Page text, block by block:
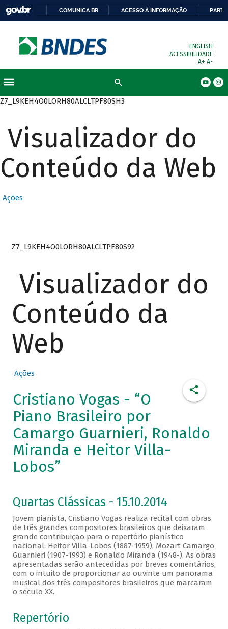
COMUNICA BR ACESSO À INFORMAÇÃO
ENGLISH
ACESSIBILIDADE
A+ A-
Z7_L9KEH4O0LORH80ALCLTPF80SH3
Visualizador do
Conteúdo da Web
Ações
Z7_L9KEH4O0LORH80ALCLTPF80S92
Visualizador do
Conteúdo da
Web
Ações
Cristiano Vogas - “O
Piano Brasileiro por
Camargo Guarnieri, Ronaldo
Miranda e Heitor Villa-
Lobos”
Quartas Clássicas - 15.10.2014
Jovem pianista, Cristiano Vogas realiza recital com obras
de três grandes compositores brasileiros que deixaram
grande contribuição para o repertório pianístico
nacional: Heitor Villa-Lobos (1887-1959), Mozart Camargo
Guarnieri (1907-1993) e Ronaldo Miranda (1948-). As obras
apresentadas serão antecedidas por breves comentários,
com o intuito de proporcionar ao ouvinte um panorama
musical dos três compositores brasileiros que marcaram
o século XX.
Repertório